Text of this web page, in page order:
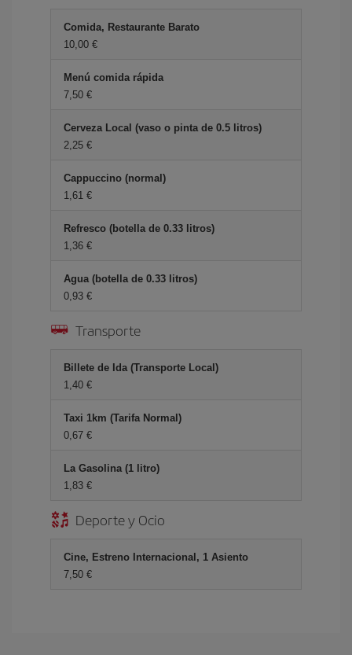
Comida, Restaurante Barato
10,00 €
Menú comida rápida
7,50 €
Cerveza Local (vaso o pinta de 0.5 litros)
2,25 €
Cappuccino (normal)
1,61 €
Refresco (botella de 0.33 litros)
1,36 €
Agua (botella de 0.33 litros)
0,93 €
Transporte
Billete de Ida (Transporte Local)
1,40 €
Taxi 1km (Tarifa Normal)
0,67 €
La Gasolina (1 litro)
1,83 €
Deporte y Ocio
Cine, Estreno Internacional, 1 Asiento
7,50 €